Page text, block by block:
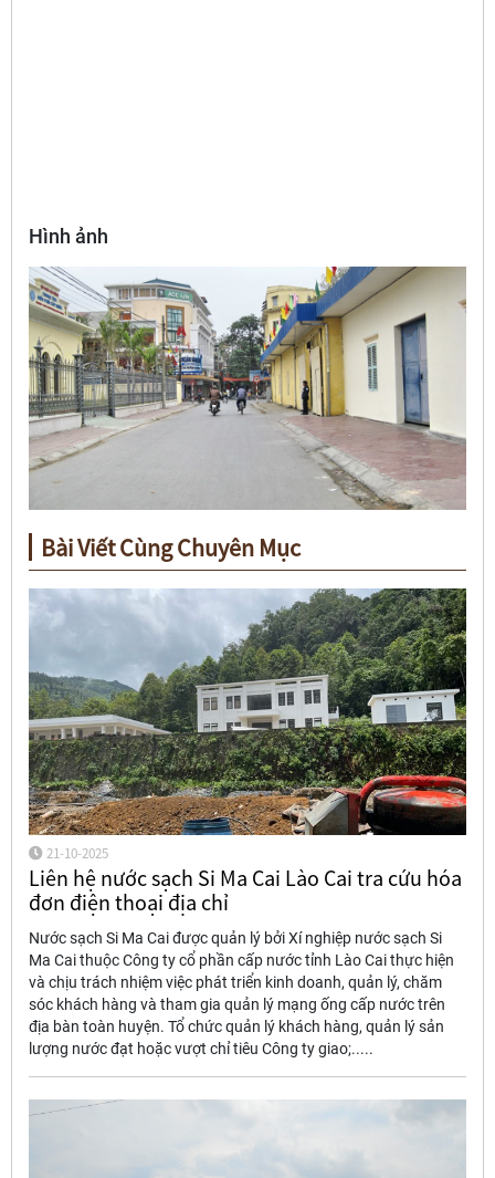
Hình ảnh
Bài Viết Cùng Chuyên Mục
21-10-2025
Liên hệ nước sạch Si Ma Cai Lào Cai tra cứu hóa
đơn điện thoại địa chỉ
Nước sạch Si Ma Cai được quản lý bởi Xí nghiệp nước sạch Si
Ma Cai thuộc Công ty cổ phần cấp nước tỉnh Lào Cai thực hiện
và chịu trách nhiệm việc phát triển kinh doanh, quản lý, chăm
sóc khách hàng và tham gia quản lý mạng ống cấp nước trên
địa bàn toàn huyện. Tổ chức quản lý khách hàng, quản lý sản
lượng nước đạt hoặc vượt chỉ tiêu Công ty giao;.....